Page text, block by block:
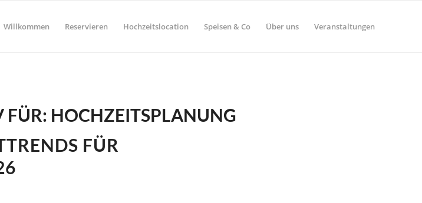
Willkommen Reservieren Hochzeitslocation Speisen & Co Über uns Veranstaltungen
FÜR: HOCHZEITSPLANUNG
FÜR